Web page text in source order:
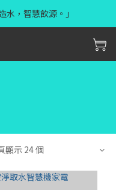
水，智慧飲源。」
顯示 24 個